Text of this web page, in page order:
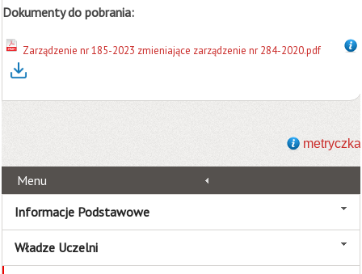
Dokumenty do pobrania:
Zarządzenie nr 185-2023 zmieniające zarządzenie nr 284-2020.pdf
metryczka
Menu
Informacje Podstawowe
Władze Uczelni